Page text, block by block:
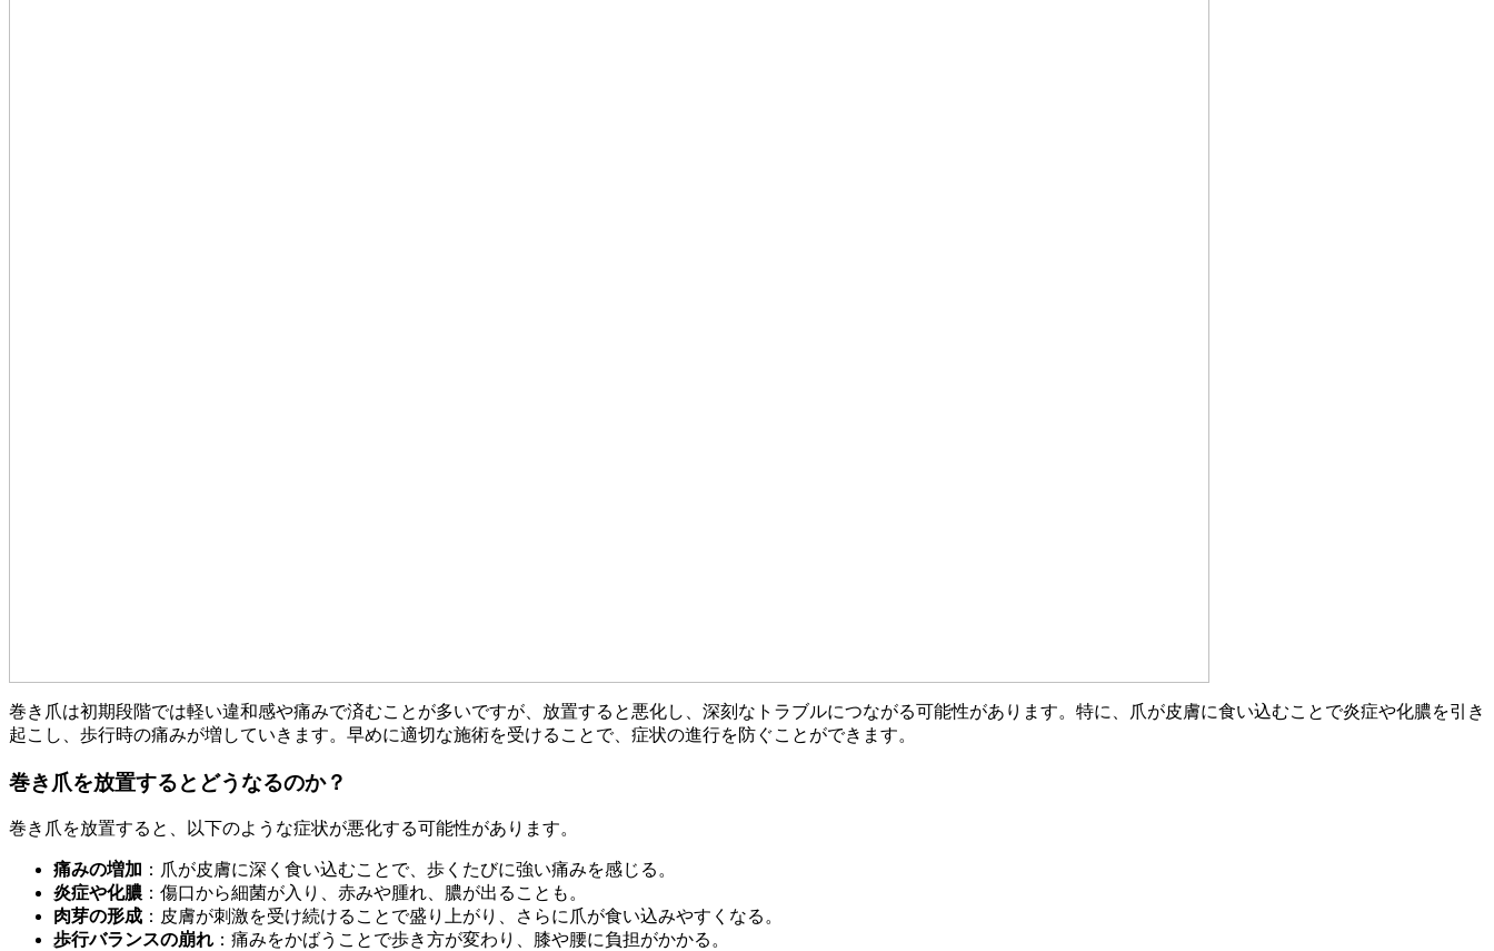
巻き爪は初期段階では軽い違和感や痛みで済むことが多いですが、放置すると悪化し、深刻なトラブルにつながる可能性があります。特に、爪が皮膚に食い込むことで炎症や化膿を引き
起こし、歩行時の痛みが増していきます。早めに適切な施術を受けることで、症状の進行を防ぐことができます。
巻き爪を放置するとどうなるのか？
巻き爪を放置すると、以下のような症状が悪化する可能性があります。
痛みの増加 ：爪が皮膚に深く食い込むことで、歩くたびに強い痛みを感じる。
炎症や化膿 ：傷口から細菌が入り、赤みや腫れ、膿が出ることも。
肉芽の形成 ：皮膚が刺激を受け続けることで盛り上がり、さらに爪が食い込みやすくなる。
歩行バランスの崩れ ：痛みをかばうことで歩き方が変わり、膝や腰に負担がかかる。